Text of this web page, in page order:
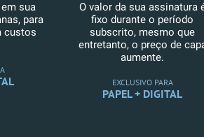
em sua
para
custos
O valor da sua assinatura
fixo durante o período
subscrito, mesmo que
entretanto, o preço de
aumente.
EXCLUSIVO PARA
PAPEL + DIGITAL